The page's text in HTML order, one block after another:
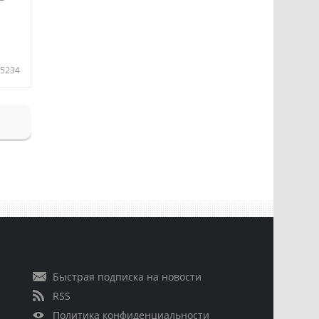
5234
Быстрая подписка на новости
RSS
Политика конфиденциальности